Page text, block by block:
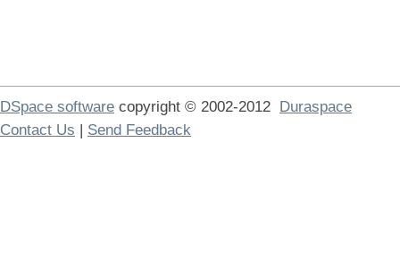
DSpace software copyright © 2002-2012 Duraspace
Contact Us | Send Feedback